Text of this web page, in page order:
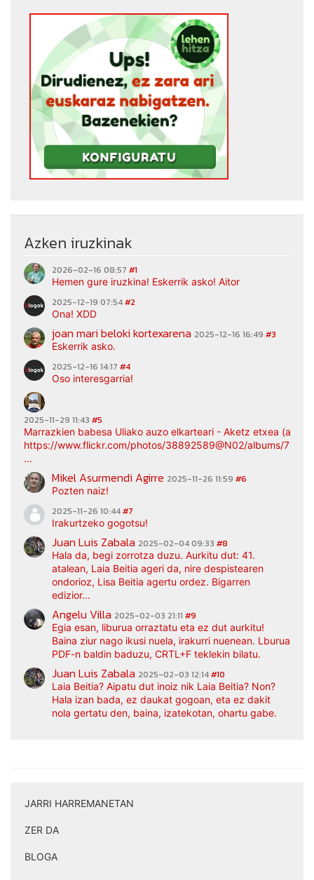
Azken iruzkinak
2026-02-16 08:57 #1
Hemen gure iruzkina! Eskerrik asko! Aitor
2025-12-19 07:54#2
Ona! XDD
joan mari beloki kortexarena 2025-12-16 16:49 #3
Eskerrik asko.
2025-12-16 14:17 #4
Oso interesgarria!
2025-11-29 11:43 #5
Marrazkien babesa Uliako auzo elkarteari - Aketz etxea
https://www.flickr.com/photos/38892589@N02/albums/
...
Mikel Asurmendi Agirre 2025-11-26 11:59 #6
Pozten naiz!
2025-11-26 10:44#7
Irakurtzeko gogotsu!
Juan Luis Zabala 2025-02-04 09:33 #8
Hala da, begi zorrotza duzu. Aurkitu dut: 41.
atalean, Laia Beitia ageri da, nire despistearen
ondorioz, Lisa Beitia agertu ordez. Bigarren
edizior...
Angelu Villa 2025-02-03 21:11 #9
Egia esan, liburua orraztatu eta ez dut aurkitu!
Baina ziur nago ikusi nuela, irakurri nuenean. Lburua
PDF-n baldin baduzu, CRTL+F teklekin bilatu.
Juan Luis Zabala 2025-02-03 12:14#10
Laia Beitia? Aipatu dut inoiz nik Laia Beitia? Non?
Hala izan bada, ez daukat gogoan, eta ez dakit
nola gertatu den, baina, izatekotan, ohartu gabe.
JARRI HARREMANETAN
ZER DA
BLOGA